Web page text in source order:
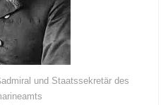
und Staats­se­kre­tär des